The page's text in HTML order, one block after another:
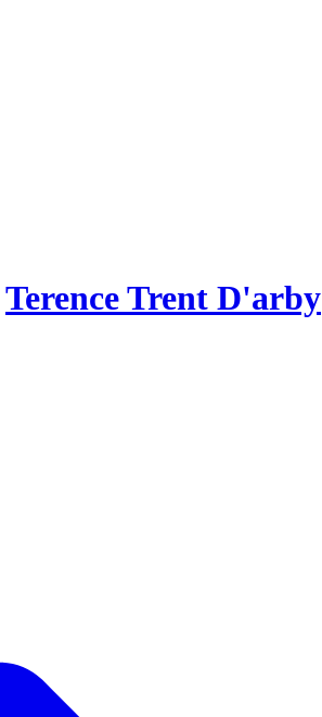
Terence Trent D'arby